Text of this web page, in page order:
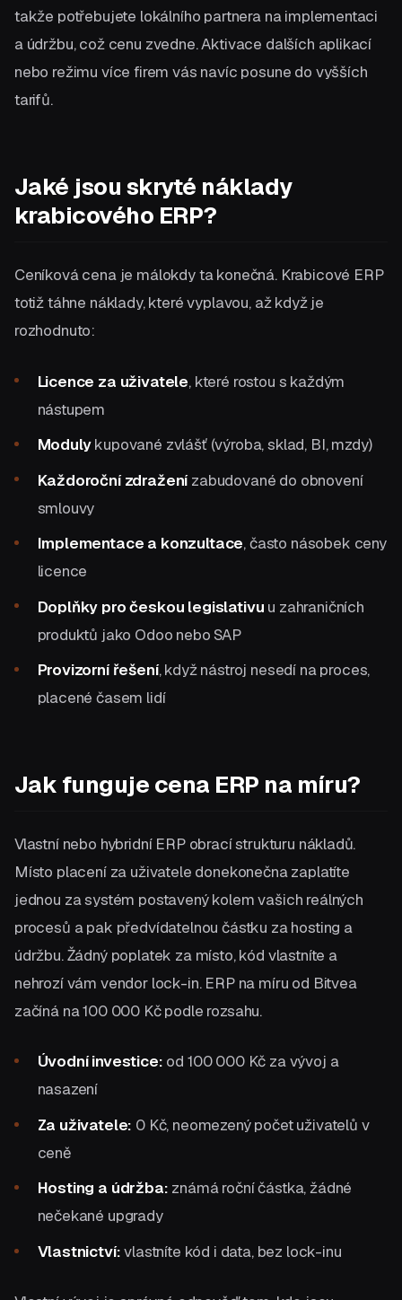
takže potřebujete lokálního partnera na implementaci
a údržbu, což cenu zvedne. Aktivace dalších aplikací
nebo režimu více firem vás navíc posune do vyšších
tarifů.
Jaké jsou skryté náklady
krabicového ERP?
Ceníková cena je málokdy ta konečná. Krabicové ERP
totiž táhne náklady, které vyplavou, až když je
rozhodnuto:
Licence za uživatele, které rostou s každým
nástupem
Modulykupované zvlášť (výroba, sklad, BI, mzdy)
Každoroční zdražení zabudované do obnovení
smlouvy
Implementace a konzultace, často násobek ceny
licence
Doplňky pro českou legislativu u zahraničních
produktů jako Odoo nebo SAP
Provizorní řešení, když nástroj nesedí na proces,
placené časem lidí
Jak funguje cena ERP na míru?
Vlastní nebo hybridní ERP obrací strukturu nákladů.
Místo placení za uživatele donekonečna zaplatíte
jednou za systém postavený kolem vašich reálných
procesů a pak předvídatelnou částku za hosting a
údržbu. Žádný poplatek za místo, kód vlastníte a
nehrozí vám vendor lock-in. ERP na míru od Bitvea
začíná na 100 000 Kč podle rozsahu.
Úvodní investice: od 100 000 Kč za vývoj a
nasazení
Za uživatele: 0 Kč, neomezený počet uživatelů v
ceně
Hosting a údržba: známá roční částka, žádné
nečekané upgrady
Vlastnictví:vlastníte kód i data, bez lock-inu